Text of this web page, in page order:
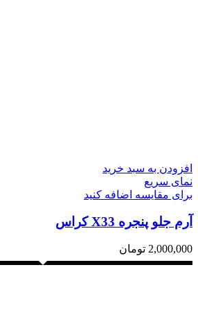
افزودن به سبد خرید
نمای سریع
برای مقایسه اضافه کنید
آرم جلو پنجره X33 کراس
2,000,000 تومان